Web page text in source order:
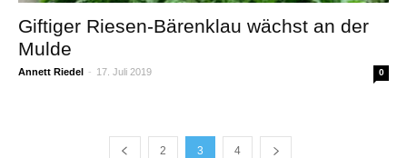
Giftiger Riesen-Bärenklau wächst an der
Mulde
Annett Riedel - 17. Juli 2019 0
2 3 4